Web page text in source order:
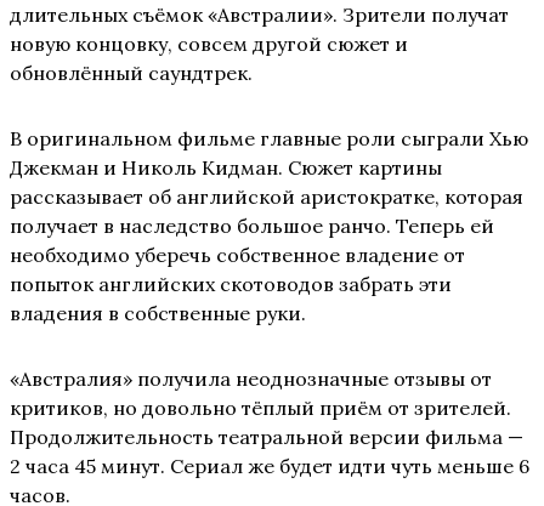
длительных съёмок «Австралии». Зрители получат
новую концовку, совсем другой сюжет и
обновлённый саундтрек.
В оригинальном фильме главные роли сыграли Хью
Джекман и Николь Кидман. Сюжет картины
рассказывает об английской аристократке, которая
получает в наследство большое ранчо. Теперь ей
необходимо уберечь собственное владение от
попыток английских скотоводов забрать эти
владения в собственные руки.
«Австралия» получила неоднозначные отзывы от
критиков, но довольно тёплый приём от зрителей.
Продолжительность театральной версии фильма —
2 часа 45 минут. Сериал же будет идти чуть меньше 6
часов.